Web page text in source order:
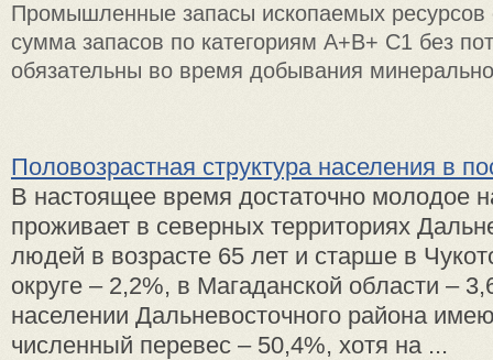
Промышленные запасы ископаемых ресурсов
сумма запасов по категориям А+В+ C1 без
обязательны во время добывания
Половозрастная структура населения в
В настоящее время достаточно молодое
проживает в северных территориях
людей в возрасте 65 лет и старше в
округе – 2,2%, в Магаданской области –
населении Дальневосточного района
численный перевес – 50,4%, хотя на ...